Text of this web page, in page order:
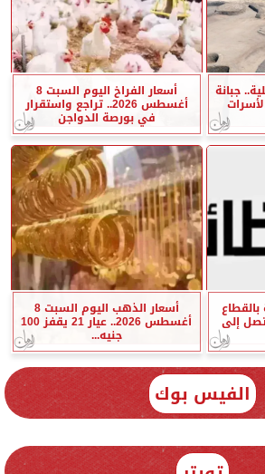
جبانة أسعار الفراخ اليوم السبت 8
أغسطس 2026.. تراجع واستقرار
في بورصة الدواجن
بالقطاع
إلى
أسعار الذهب اليوم السبت 8
أغسطس 2026.. عيار 21 يقفز 100
جنيه...
الفيس بوك